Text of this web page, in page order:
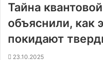
Тайна
объяснили, как
покидают
23.10.2025